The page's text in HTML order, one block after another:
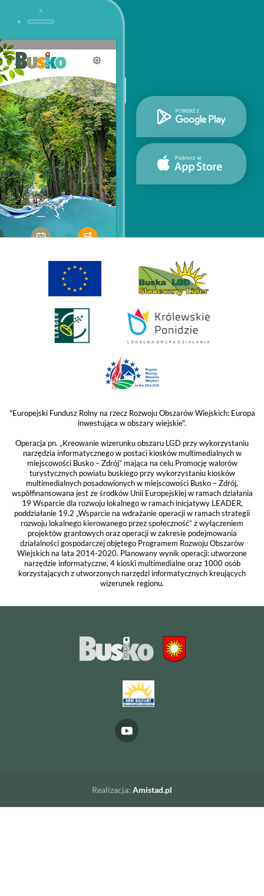
"Europejski Fundusz Rolny na rzecz Rozwoju Obszarów Wiejskich: Europa
inwestująca w obszary wiejskie".
Operacja pn. „Kreowanie wizerunku obszaru LGD przy wykorzystaniu
narzędzia informatycznego w postaci kiosków multimedialnych w
miejscowości Busko – Zdrój” mająca na celu Promocję walorów
turystycznych powiatu buskiego przy wykorzystaniu kiosków
multimedialnych posadowionych w miejscowości Busko – Zdrój,
współfinansowana jest ze środków Unii Europejskiej w ramach działania
19 Wsparcie dla rozwoju lokalnego w ramach inicjatywy LEADER,
poddziałanie 19.2 „Wsparcie na wdrażanie operacji w ramach strategii
rozwoju lokalnego kierowanego przez społeczność” z wyłączeniem
projektów grantowych oraz operacji w zakresie podejmowania
działalności gospodarczej objętego Programem Rozwoju Obszarów
Wiejskich na lata 2014-2020. Planowany wynik operacji: utworzone
narzędzie informatyczne, 4 kioski multimedialne oraz 1000 osób
korzystających z utworzonych narzędzi informatycznych kreujących
wizerunek regionu.
Realizacja: Amistad.pl